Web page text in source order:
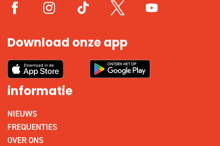
Download onze app
informatie
NIEUWS
FREQUENTIES
OVER ONS